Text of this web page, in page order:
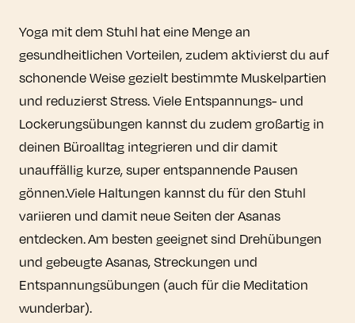
Yoga mit dem Stuhl hat eine Menge an
gesundheitlichen Vorteilen, zudem aktivierst du auf
schonende Weise gezielt bestimmte Muskelpartien
und reduzierst Stress. Viele Entspannungs- und
Lockerungsübungen kannst du zudem großartig in
deinen Büroalltag integrieren und dir damit
unauffällig kurze, super entspannende Pausen
gönnen.Viele Haltungen kannst du für den Stuhl
variieren und damit neue Seiten der Asanas
entdecken. Am besten geeignet sind Drehübungen
und gebeugte Asanas, Streckungen und
Entspannungsübungen (auch für die Meditation
wunderbar).